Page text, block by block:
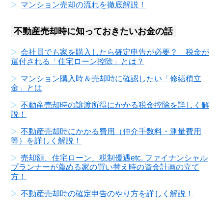
マンション売却の流れを徹底解説！
不動産売却時に知っておきたいお金の話
会社員でも家を購入したら確定申告が必要？ 税金が
還付される「住宅ローン控除」とは？
マンション購入時＆売却時に確認したい「修繕積立
金」とは
不動産売却時の譲渡所得にかかる税金控除を詳しく解
説！
不動産売却時にかかる費用（仲介手数料・測量費用
等）を詳しく解説！
売却額、住宅ローン、税制優遇etc. ファイナンシャル
プランナーが薦める家の買い替え時の資金計画の立て
方！
不動産売却時の確定申告のやり方を詳しく解説！